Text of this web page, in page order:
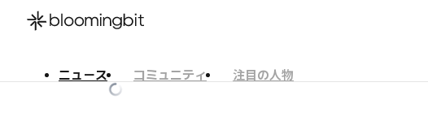
ニュース コミュニティ
注目の人物